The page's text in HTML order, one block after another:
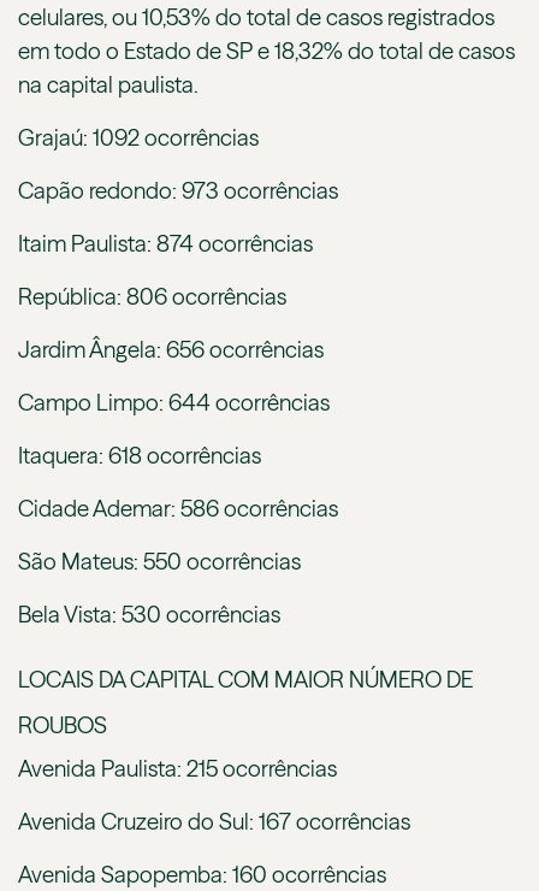
celulares, ou 10,53% do total de casos registrados
em todo o Estado de SP e 18,32% do total de casos
na capital paulista.
Grajaú: 1092 ocorrências
Capão redondo: 973 ocorrências
Itaim Paulista: 874 ocorrências
República: 806 ocorrências
Jardim Ângela: 656 ocorrências
Campo Limpo: 644 ocorrências
Itaquera: 618 ocorrências
Cidade Ademar: 586 ocorrências
São Mateus: 550 ocorrências
Bela Vista: 530 ocorrências
LOCAIS DA CAPITAL COM MAIOR NÚMERO DE
ROUBOS
Avenida Paulista: 215 ocorrências
Avenida Cruzeiro do Sul: 167 ocorrências
Avenida Sapopemba: 160 ocorrências